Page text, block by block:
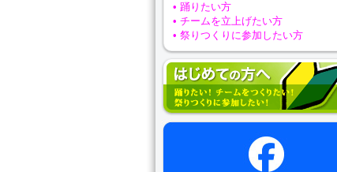
• 踊りたい方
• チームを立上げたい方
• 祭りつくりに参加したい方